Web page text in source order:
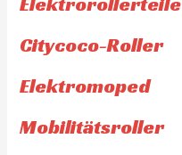
Citycoco-Roller
Elektromoped
Mobilitätsroller